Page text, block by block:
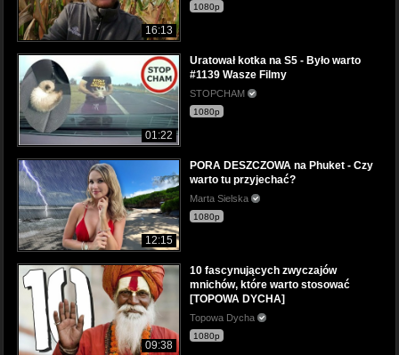
16:13
1080p
01:22
Uratował kotka na S5 - Było warto
#1139 Wasze Filmy
STOPCHAM
1080p
12:15
PORA DESZCZOWA na Phuket - Czy
warto tu przyjechać?
Marta Sielska
1080p
09:38
10 fascynujących zwyczajów
mnichów, które warto stosować
[TOPOWA DYCHA]
Topowa Dycha
1080p